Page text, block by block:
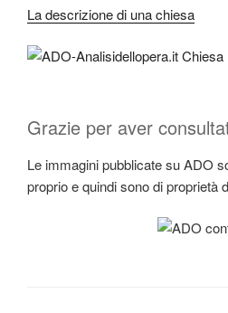
La descrizione di una chiesa
Grazie per aver
Le immagini pubblicate su ADO
proprio e quindi sono di proprietà